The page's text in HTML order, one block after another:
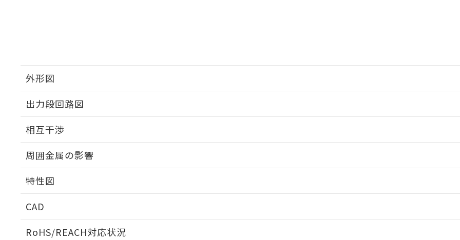
外形図
出力段回路図
相互干渉
周囲金属の影響
特性図
CAD
RoHS/REACH対応状況